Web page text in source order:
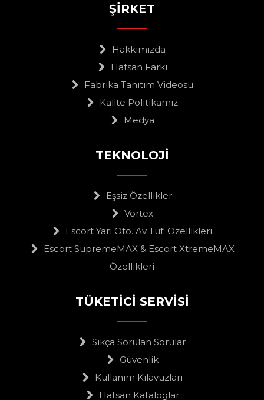
ŞİRKET
Hakkımızda
Hatsan Farkı
Fabrika Tanıtım Videosu
Kalite Politikamız
Medya
TEKNOLOJİ
Eşsiz Özellikler
Vortex
Escort Yarı Oto. Av Tüf. Özellikleri
Escort SupremeMAX & Escort XtremeMAX
Özellikleri
TÜKETİCİ SERVİSİ
Sıkça Sorulan Sorular
Güvenlik
Kullanım Kılavuzları
Hatsan Kataloglar